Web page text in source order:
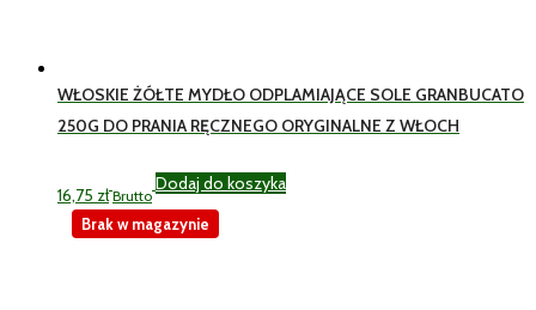
WŁOSKIE ŻÓŁTE MYDŁO ODPLAMIAJĄCE SOLE GRANBUCATO
250G DO PRANIA RĘCZNEGO ORYGINALNE Z WŁOCH
16,75 zł Brutto
Dodaj do koszyka
Brak w magazynie